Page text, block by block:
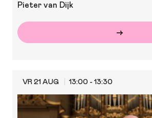
Pieter van Dijk
VR 21 AUG 13:00 - 13:30